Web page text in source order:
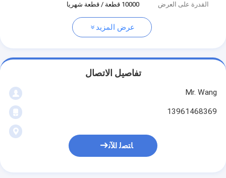
القدرة على العرض
10000 قطعة / قطعة شهريا
عرض المزيد
تفاصيل الاتصال
Mr. Wang
13961468369
ﺎﺘﺼﻟ ﺍﻶﻧ